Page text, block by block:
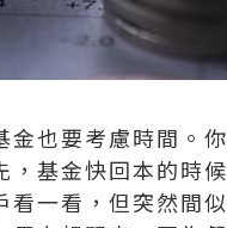
金也要考慮時間。
，基金快回本的時
看一看，但突然間